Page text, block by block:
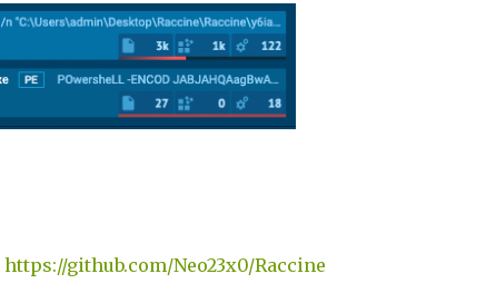
https://github.com/Neo23x0/Raccine